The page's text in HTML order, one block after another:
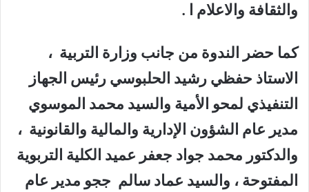
والثقافة والاعلام ا .
كما حضر الندوة من جانب وزارة التربية ،
الاستاذ حفظي رشيد الحلبوسي رئيس الجهاز
التنفيذي لمحو الأمية والسيد محمد الموسوي
مدير عام الشؤون الإدارية والمالية والقانونية ،
والدكتور محمد جواد جعفر عميد الكلية التربوية
المفتوحة ، والسيد عماد سالم ججو مدير عام